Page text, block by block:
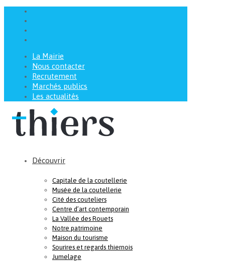
La Mairie
Nous contacter
Recrutement
Marchés publics
Les actualités
Découvrir
Capitale de la coutellerie
Musée de la coutellerie
Cité des couteliers
Centre d’art contemporain
La Vallée des Rouets
Notre patrimoine
Maison du tourisme
Sourires et regards thiernois
Jumelage